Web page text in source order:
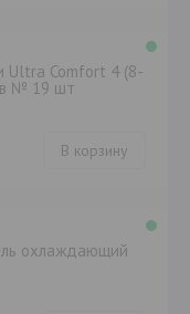
Ultra Comfort 4 (8-
№ 19 шт
В корзину
охлаждающий